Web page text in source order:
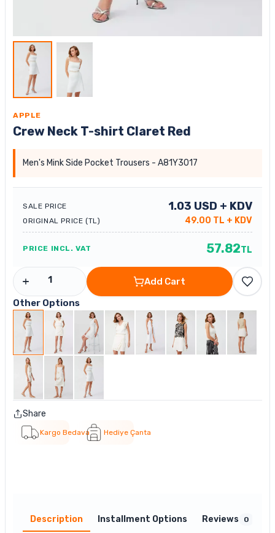
APPLE
Crew Neck T-shirt Claret Red
Men's Mink Side Pocket Trousers - A81Y3017
SALE PRICE 1.03 USD + KDV
ORIGINAL PRICE (TL) 49.00 TL + KDV
PRICE INCL. VAT 57.82TL
Add Cart
Other Options
Share
Kargo Bedava Hediye Çanta
Description Installment Options Reviews 0